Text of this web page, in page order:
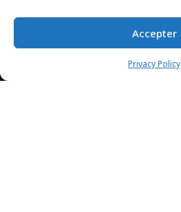
Accepter
Privacy Policy